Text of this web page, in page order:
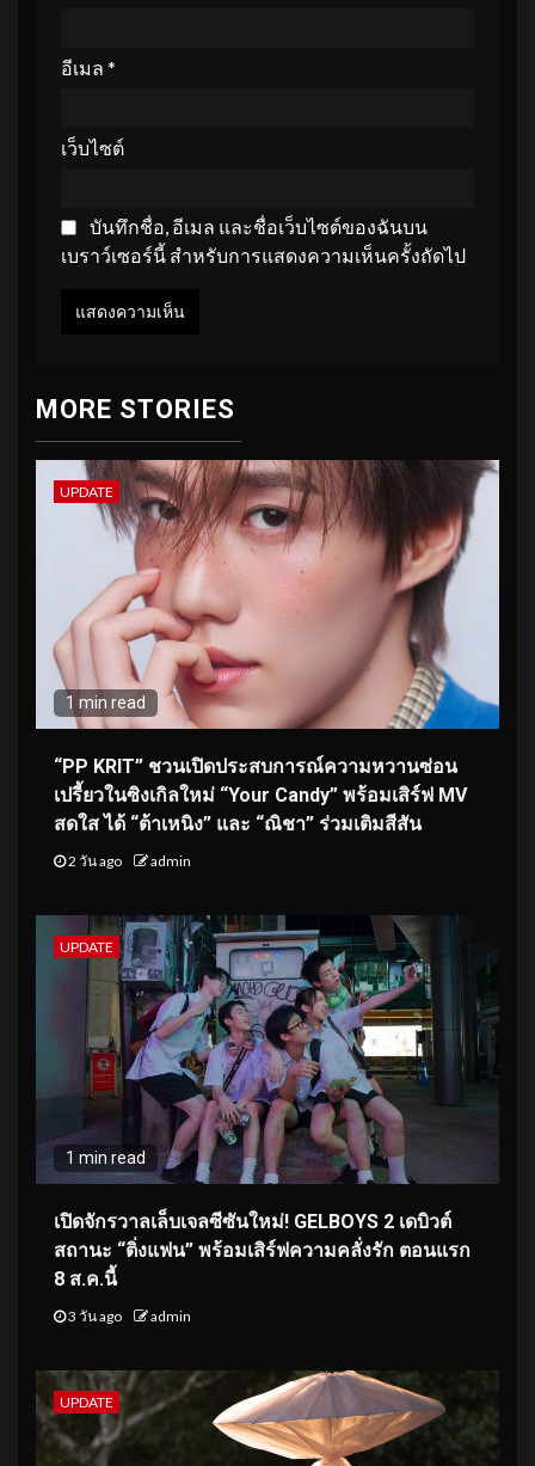
อีเมล *
เว็บไซต์
บันทึกชื่อ, อีเมล และชื่อเว็บไซต์ของฉันบน
เบราว์เซอร์นี้ สำหรับการแสดงความเห็นครั้งถัดไป
MORE STORIES
UPDATE
1 min read
“PP KRIT” ชวนเปิดประสบการณ์ความหวานซ่อน
เปรี้ยวในซิงเกิลใหม่ “Your Candy” พร้อมเสิร์ฟ MV
สดใส ได้ “ต้าเหนิง” และ “ณิชา” ร่วมเติมสีสัน
2 วัน ago admin
UPDATE
1 min read
เปิดจักรวาลเล็บเจลซีซันใหม่! GELBOYS 2 เดบิวต์
สถานะ “ติ่งแฟน” พร้อมเสิร์ฟความคลั่งรัก ตอนแรก
8 ส.ค.นี้
3 วัน ago admin
UPDATE